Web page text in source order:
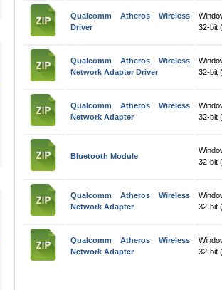
Qualcomm Atheros Wireless
Driver
32-bit
Qualcomm Atheros Wireless
Network Adapter Driver
32-bit
Qualcomm Atheros Wireless
Network Adapter
32-bit
Bluetooth Module
32-bit
Qualcomm Atheros Wireless
Network Adapter
32-bit
Qualcomm Atheros Wireless
Network Adapter
32-bit